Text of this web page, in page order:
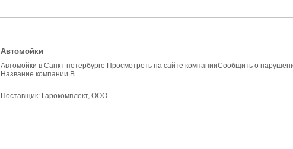
Автомойки
Автомойки в Санкт-петербурге Просмотреть на сайте компанииСообщить о
Название компании В...
Поставщик: Гарокомплект, ООО